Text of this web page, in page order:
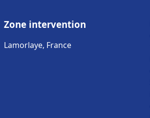
Zone intervention
Lamorlaye, France